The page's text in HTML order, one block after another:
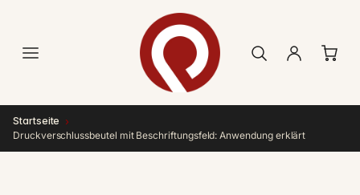
Startseite ›
Druckverschlussbeutel mit Beschriftungsfeld: Anwendung erklärt